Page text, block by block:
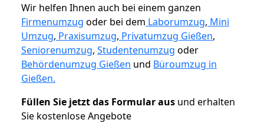
Wir helfen Ihnen auch bei einem ganzen
Firmenumzug oder bei dem Laborumzug, Mini
Umzug, Praxisumzug, Privatumzug Gießen,
Seniorenumzug, Studentenumzug oder
Behördenumzug Gießen und Büroumzug in
Gießen.
Füllen Sie jetzt das Formular aus und erhalten
Sie kostenlose Angebote